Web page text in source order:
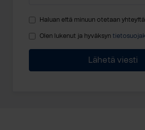
Haluan että minuun otetaan
Olen lukenut ja hyväksyn